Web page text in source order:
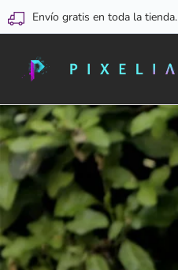
Envío gratis en toda la tienda.